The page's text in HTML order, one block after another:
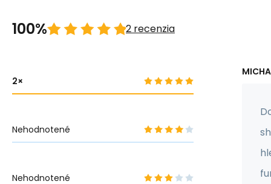
100% 2 recenzia
2
Nehodnotené
Nehodnotené